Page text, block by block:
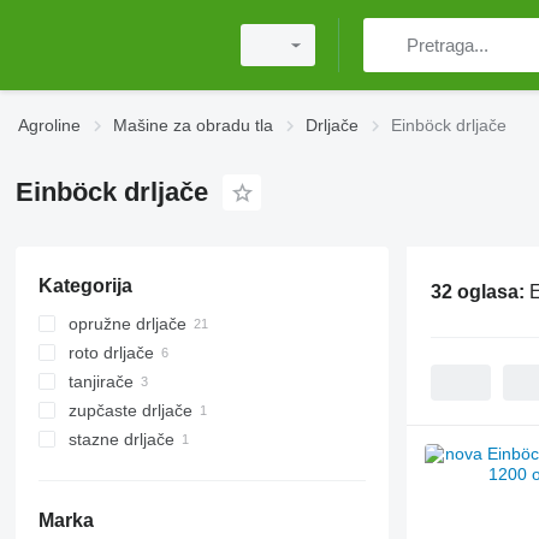
Agroline Mašine za obradu tla Drljače Einböck drljače
Einböck drljače
Kategorija
opružne drljače
roto drljače
tanjirače
zupčaste drljače
stazne drljače
Marka
32 oglasa: